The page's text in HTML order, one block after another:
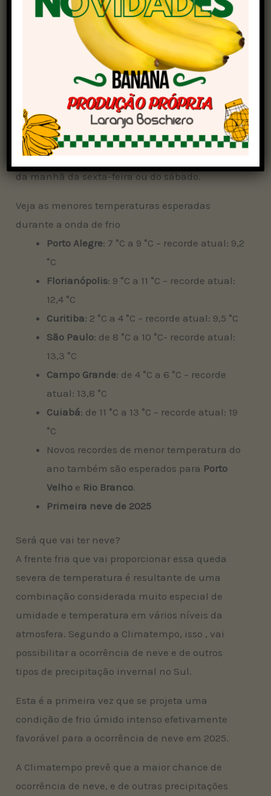
registrem temperaturas próximas de 10 °C.
Recordes de frio nas capitais
As capitais da região Sul e de alguns estados do
Centro-Oeste e Sudeste devem registrar novos
recordes de menor temperatura do ano nos
últimos três dias de maio de 2025. O mais
provável é que as menores temperaturas
ocorram na madrugada ou nas primeiras horas
da manhã da sexta-feira ou do sábado.
Veja as menores temperaturas esperadas
durante a onda de frio
Porto Alegre: 7 °C a 9 °C – recorde atual: 9,2
°C
Florianópolis: 9 °C a 11 °C – recorde atual:
12,4 °C
Curitiba: 2 °C a 4 °C – recorde atual: 9,5 °C
São Paulo: de 8 °C a 10 °C- recorde atual:
13,3 °C
Campo Grande: de 4 °C a 6 °C – recorde
atual: 13,8 °C
Cuiabá: de 11 °C a 13 °C – recorde atual: 19
°C
Novos recordes de menor temperatura do
ano também são esperados para Porto
Velho e Rio Branco.
Primeira neve de 2025
Será que vai ter neve?
A frente fria que vai proporcionar essa queda
severa de temperatura é resultante de uma
combinação considerada muito especial de
umidade e temperatura em vários níveis da
atmosfera. Segundo a Climatempo, isso , vai
possibilitar a ocorrência de neve e de outros
tipos de precipitação invernal no Sul.
Esta é a primeira vez que se projeta uma
condição de frio úmido intenso efetivamente
favorável para a ocorrência de neve em 2025.
A Climatempo prevê que a maior chance de
ocorrência de neve, e de outras precipitações